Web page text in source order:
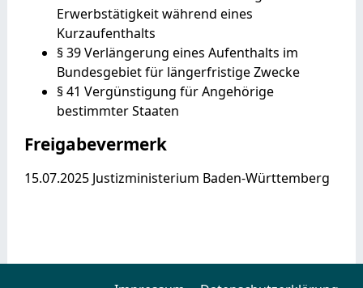
Erwerbstätigkeit während eines
Kurzaufenthalts
§ 39 Verlängerung eines Aufenthalts im
Bundesgebiet für längerfristige Zwecke
§ 41 Vergünstigung für Angehörige
bestimmter Staaten
Freigabevermerk
15.07.2025 Justizministerium Baden-Württemberg